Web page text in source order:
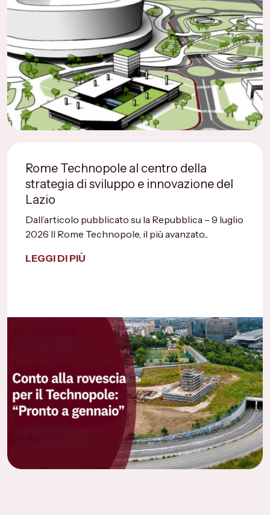
Rome Technopole al centro della
strategia di sviluppo e innovazione del
Lazio
Dall’articolo pubblicato su la Repubblica – 9 luglio
2026 Il Rome Technopole, il più avanzato...
LEGGI DI PIÙ